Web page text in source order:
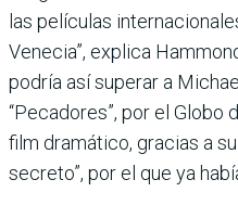
las películas
Venecia”, explica
podría así superar a
“Pecadores”, por el Globo
film dramático, gracias a
secreto”, por el que ya